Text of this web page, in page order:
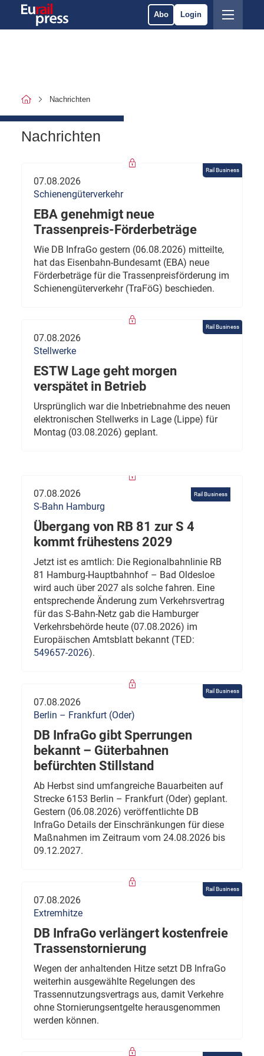
Abo Login
Nachrichten
Nachrichten
Rail Business
07.08.2026
Schienengüterverkehr
EBA genehmigt neue
Trassenpreis-Förderbeträge
Wie DB InfraGo gestern (06.08.2026) mitteilte,
hat das Eisenbahn-Bundesamt (EBA) neue
Förderbeträge für die Trassenpreisförderung im
Schienengüterverkehr (TraFöG) beschieden.
Rail Business
07.08.2026
Stellwerke
ESTW Lage geht morgen
verspätet in Betrieb
Ursprünglich war die Inbetriebnahme des neuen
elektronischen Stellwerks in Lage (Lippe) für
Montag (03.08.2026) geplant.
Rail Business
07.08.2026
S-Bahn Hamburg
Übergang von RB 81 zur S 4
kommt frühestens 2029
Jetzt ist es amtlich: Die Regionalbahnlinie RB
81 Hamburg-Hauptbahnhof – Bad Oldesloe
wird auch über 2027 als solche fahren. Eine
entsprechende Änderung zum Verkehrsvertrag
für das S-Bahn-Netz gab die Hamburger
Verkehrsbehörde heute (07.08.2026) im
Europäischen Amtsblatt bekannt (TED:
549657-2026).
Rail Business
07.08.2026
Berlin – Frankfurt (Oder)
DB InfraGo gibt Sperrungen
bekannt – Güterbahnen
befürchten Stillstand
Ab Herbst sind umfangreiche Bauarbeiten auf
Strecke 6153 Berlin – Frankfurt (Oder) geplant.
Gestern (06.08.2026) veröffentlichte DB
InfraGo Details der Einschränkungen für diese
Maßnahmen im Zeitraum vom 24.08.2026 bis
09.12.2027.
Rail Business
07.08.2026
Extremhitze
DB InfraGo verlängert kostenfreie
Trassenstornierung
Wegen der anhaltenden Hitze setzt DB InfraGo
weiterhin ausgewählte Regelungen des
Trassennutzungsvertrags aus, damit Verkehre
ohne Stornierungsentgelte herausgenommen
werden können.